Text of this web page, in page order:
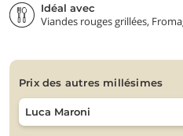
Idéal avec
Viandes rouges grillées,
prix des autres millésimes
Luca Maroni